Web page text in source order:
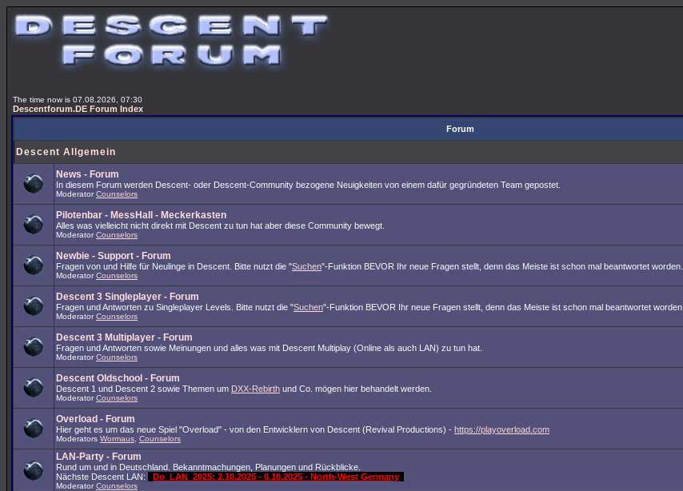
The time now is 07.08.2026, 07:30
Descentforum.DE Forum Index
Forum
Descent Allgemein
News - Forum
In diesem Forum werden Descent- oder Descent-Community bezogene Neuigkeiten von einem dafür gegründeten Team gepostet.
Moderator Counselors
Pilotenbar - MessHall - Meckerkasten
Alles was vielleicht nicht direkt mit Descent zu tun hat aber diese Community bewegt.
Moderator Counselors
Newbie - Support - Forum
Fragen von und Hilfe für Neulinge in Descent. Bitte nutzt die "Suchen"-Funktion BEVOR Ihr neue Fragen stellt, denn das Meiste ist schon mal beantwortet worden.
Moderator Counselors
Descent 3 Singleplayer - Forum
Fragen und Antworten zu Singleplayer Levels. Bitte nutzt die "Suchen"-Funktion BEVOR Ihr neue Fragen stellt, denn das Meiste ist schon mal beantwortet worden.
Moderator Counselors
Descent 3 Multiplayer - Forum
Fragen und Antworten sowie Meinungen und alles was mit Descent Multiplay (Online als auch LAN) zu tun hat.
Moderator Counselors
Descent Oldschool - Forum
Descent 1 und Descent 2 sowie Themen um DXX-Rebirth und Co. mögen hier behandelt werden.
Moderator Counselors
Overload - Forum
Hier geht es um das neue Spiel "Overload" - von den Entwicklern von Descent (Revival Productions) - https://playoverload.com
Moderators Wormaus Counselors
LAN-Party - Forum
Rund um und in Deutschland. Bekanntmachungen, Planungen und Rückblicke.
Nächste Descent LAN:
Do_LAN_2025: 2.10.2025 - 6.10.2025 - North-West Germany
Moderator Counselors